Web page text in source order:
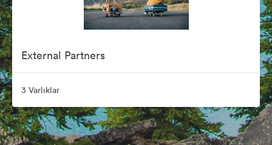
External Partners
3 Varlıklar